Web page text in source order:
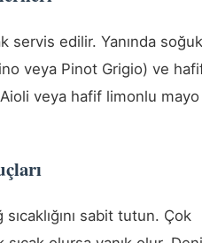
servis edilir. Yanında soğuk
veya Pinot Grigio) ve
veya hafif limonlu
sıcaklığını sabit tutun. Çok